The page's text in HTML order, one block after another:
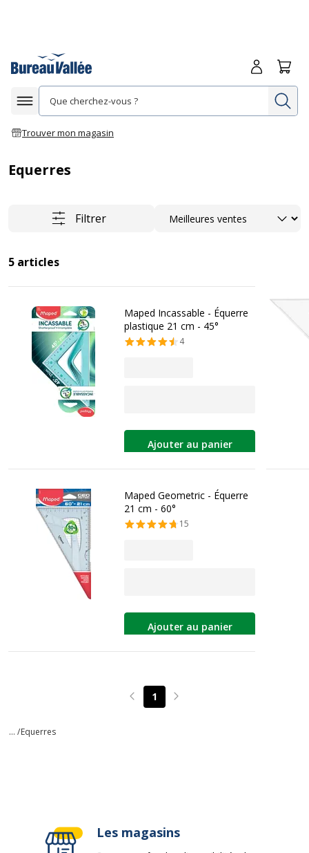
Afficher la navigation
Trouver mon magasin
Me
Equerres
Filtrer Trier
5 articles
Maped Incassable - Équerre
plastique 21 cm - 45°
4
Ajouter au panier
Maped Geometric - Équerre
21 cm - 60°
15
Ajouter au panier
Page précédente
1 Page suivante
... /Equerres
Les magasins